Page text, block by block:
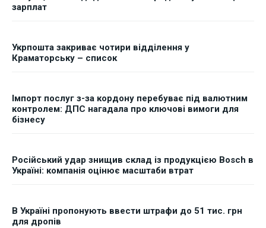
зарплат
Укрпошта закриває чотири відділення у
Краматорську – список
Імпорт послуг з-за кордону перебуває під валютним
контролем: ДПС нагадала про ключові вимоги для
бізнесу
Російський удар знищив склад із продукцією Bosch в
Україні: компанія оцінює масштаби втрат
В Україні пропонують ввести штрафи до 51 тис. грн
для дропів